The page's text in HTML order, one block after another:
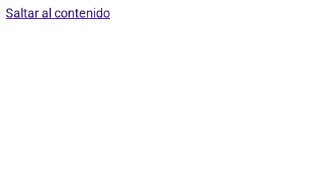
Saltar al contenido